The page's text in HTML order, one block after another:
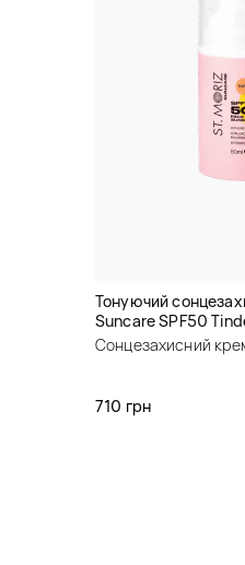
Тонуючий
Suncare SPF50
Сонцезахисний
710 грн